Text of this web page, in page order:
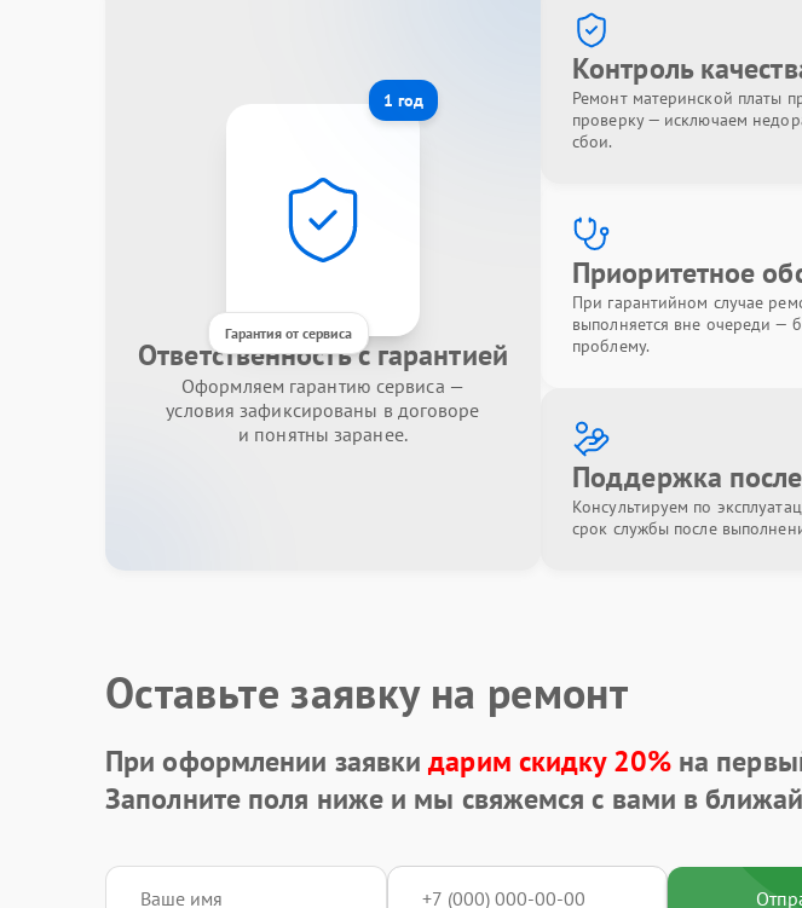
1 год
Гарантия от сервиса
Ответственность с гарантией
Оформляем гарантию сервиса —
условия зафиксированы в договоре
и понятны заранее.
Контроль
Ремонт материнской платы
проверку — исключаем
сбои.
Приоритетное
При гарантийном случае
выполняется вне очереди —
проблему.
Поддержка после
Консультируем по
срок службы после
Оставьте заявку на ремонт
При оформлении заявкидарим скидку 20%на
Заполните поля ниже и мы свяжемся с вами в